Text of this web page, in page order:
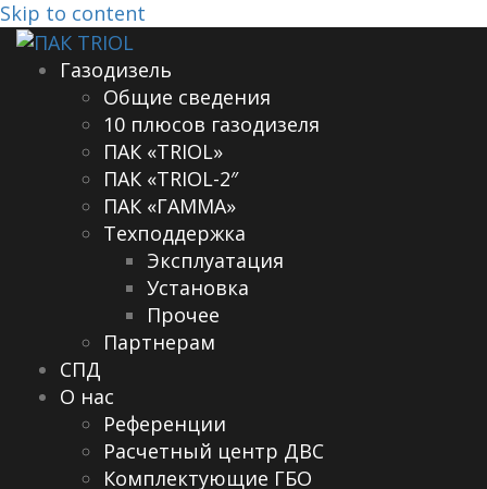
Skip to content
Газодизель
Общие сведения
10 плюсов газодизеля
ПАК «TRIOL»
ПАК «TRIOL-2″
ПАК «ГАММА»
Техподдержка
Эксплуатация
Установка
Прочее
Партнерам
СПД
О нас
Референции
Расчетный центр ДВС
Комплектующие ГБО